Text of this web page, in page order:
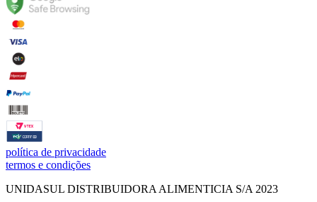
política de privacidade
termos e condições
UNIDASUL DISTRIBUIDORA ALIMENTICIA S/A 2023